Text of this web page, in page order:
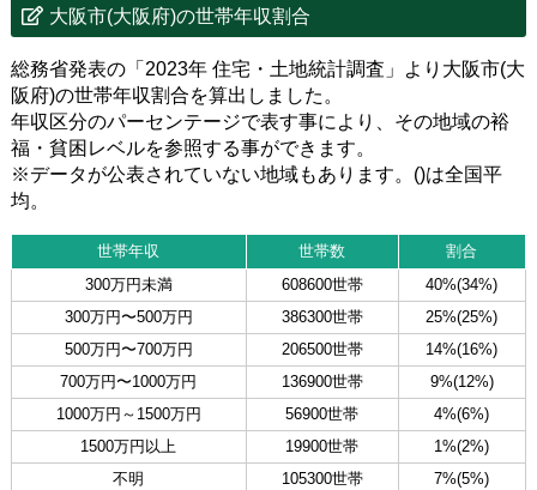
大阪市(大阪府)の世帯年収割合
総務省発表の「2023年 住宅・土地統計調査」より大阪市(大
阪府)の世帯年収割合を算出しました。
年収区分のパーセンテージで表す事により、その地域の裕
福・貧困レベルを参照する事ができます。
※データが公表されていない地域もあります。()は全国平
均。
世帯年収 世帯数
割合
300万円未満
608600世帯
40%(34%)
300万円〜500万円
386300世帯
25%(25%)
500万円〜700万円
206500世帯
14%(16%)
700万円〜1000万円
136900世帯
9%(12%)
1000万円～1500万円
56900世帯
4%(6%)
1500万円以上
19900世帯
1%(2%)
不明
105300世帯
7%(5%)